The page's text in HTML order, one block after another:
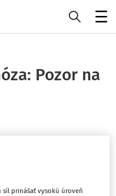
Pozor na
aby boli pri
mailom obozretní.
síl prinášať vysokú úroveň